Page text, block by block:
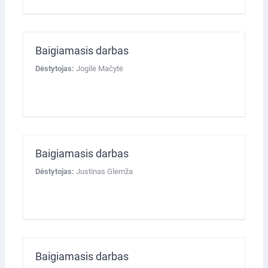
Baigiamasis darbas
Dėstytojas: Jogilė Mačytė
Baigiamasis darbas
Dėstytojas: Justinas Glemža
Baigiamasis darbas